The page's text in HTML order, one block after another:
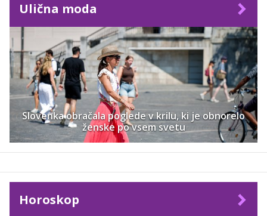
Ulična moda
Slovenka obračala poglede v krilu, ki je obnorelo
ženske po vsem svetu
Horoskop